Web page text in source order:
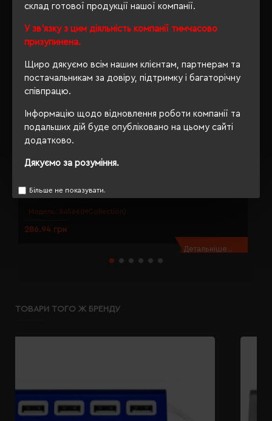
склад готової продукції нашої компанії.
У зв'язку з цим діяльність компанії тимчасово
призупинена.
Щиро дякуємо всім нашим клієнтам, партнерам та
постачальникам за довіру, підтримку і багаторічну
співпрацю.
Інформацію щодо відновлення роботи компанії та
подальших дій буде опубліковано на цьому сайті
додатково.
Дякуємо за розуміння.
Більше не показувати.
Модель: 84566(MCollection)
286.94 грн
Детальніше...
ТОВАРИ ТОГО Ж БРЕНДУ